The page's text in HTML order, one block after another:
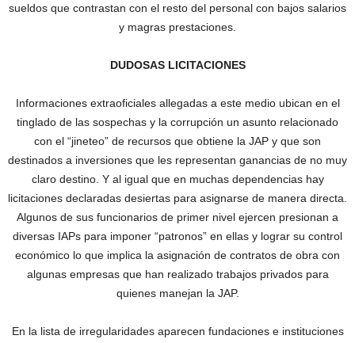
sueldos que contrastan con el resto del personal con bajos salarios
y magras prestaciones.
DUDOSAS LICITACIONES
Informaciones extraoficiales allegadas a este medio ubican en el
tinglado de las sospechas y la corrupción un asunto relacionado
con el “jineteo” de recursos que obtiene la JAP y que son
destinados a inversiones que les representan ganancias de no muy
claro destino. Y al igual que en muchas dependencias hay
licitaciones declaradas desiertas para asignarse de manera directa.
Algunos de sus funcionarios de primer nivel ejercen presionan a
diversas IAPs para imponer “patronos” en ellas y lograr su control
económico lo que implica la asignación de contratos de obra con
algunas empresas que han realizado trabajos privados para
quienes manejan la JAP.
En la lista de irregularidades aparecen fundaciones e instituciones